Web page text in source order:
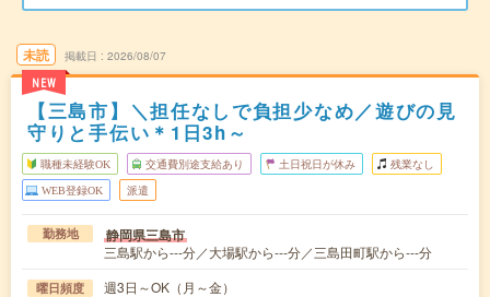
未読
NEW
掲載日 2026/08/07
【三島市】＼担任なしで負担少なめ／遊びの見
守りと手伝い＊1日3h～
職種未経験OK 交通費別途支給あり 土日祝日が休み 残業なし
WEB登録OK 派遣
勤務地 静岡県三島市
三島駅から---分／大場駅から---分／三島田町駅から---分
曜日頻度 週3日～OK（月～金）